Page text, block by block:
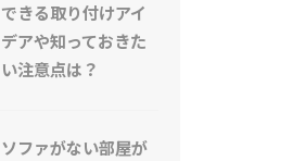
できる取り付けアイ
デアや知っておきた
い注意点は？
ソファがない部屋が